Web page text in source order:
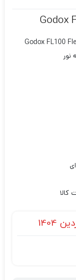
Godox
نور
کالا